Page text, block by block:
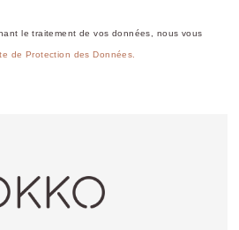
le traitement de vos données, nous vous
de Protection des Données.
(sans